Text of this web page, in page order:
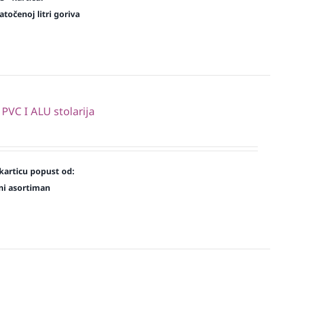
litri goriva
PVC I ALU stolarija
popust od:
asortiman